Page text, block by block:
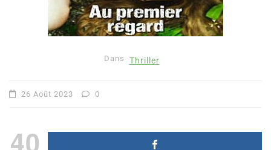
Dans Thriller
26 Août 2023 0
40